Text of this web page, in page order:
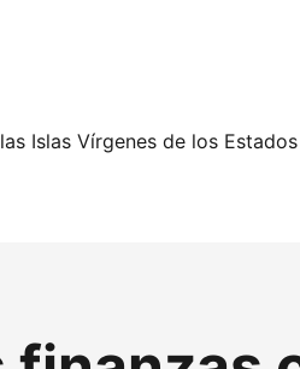
Islas Vírgenes de los